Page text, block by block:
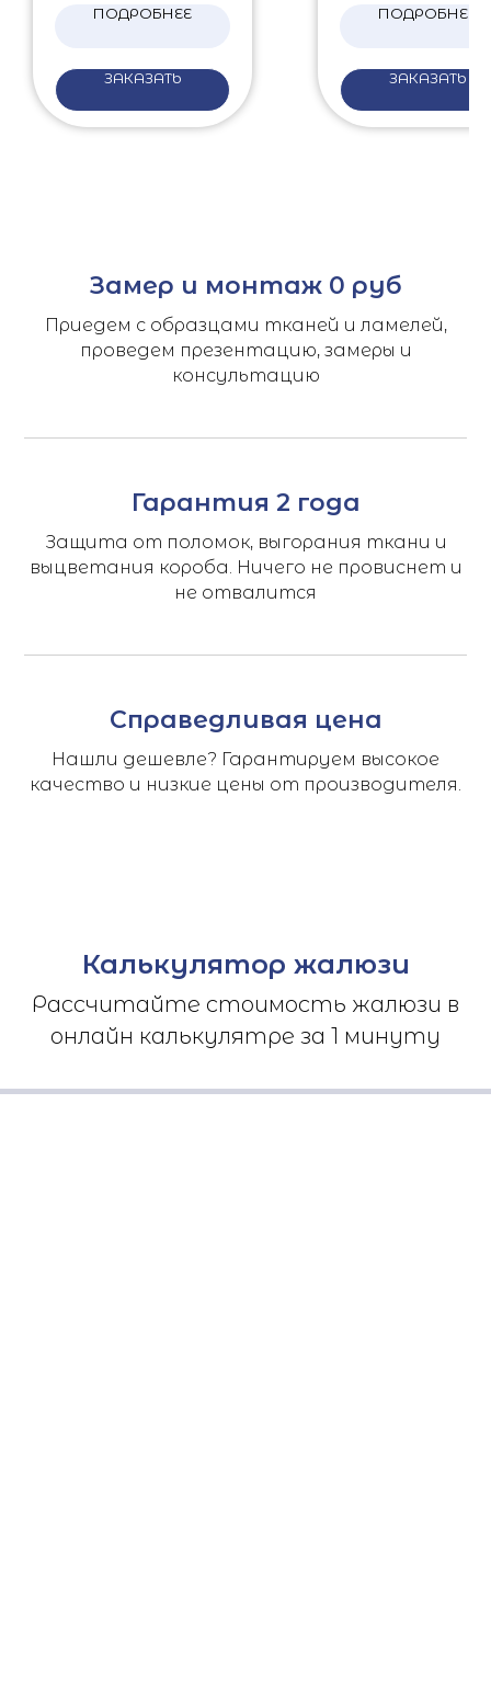
ПОДРОБНЕЕ
ЗАКАЗАТЬ
ПОДРОБНЕЕ
ЗАКАЗАТЬ
Замер и монтаж 0 руб
Приедем с образцами тканей и ламелей,
проведем презентацию, замеры и
консультацию
Гарантия 2 года
Защита от поломок, выгорания ткани и
выцветания короба. Ничего не провиснет и
не отвалится
Справедливая цена
Нашли дешевле? Гарантируем высокое
качество и низкие цены от производителя.
Калькулятор жалюзи
Рассчитайте стоимость жалюзи в
онлайн калькулятре за 1 минуту